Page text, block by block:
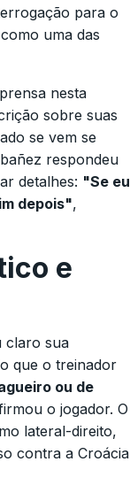
para o
uma das
nesta
sobre suas
se vem se
respondeu
detalhes: "Se eu
depois",
e
claro sua
que o treinador
ou de
o jogador. O
lateral-direito,
contra a Croácia